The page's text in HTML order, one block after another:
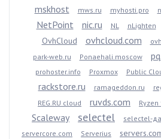
mskhost
mws.ru myhosti.pro
NetPoint nic.ru NL nLighten
OvhCloud ovhcloud.com
park-web.ru Ponaehali.moscow
prohoster.info
Proxmox Public
rackstore.ru ramageddon.ru
REG.RU cloud ruvds.com
Scaleway selectel selectel-
servercore.com
Serverius